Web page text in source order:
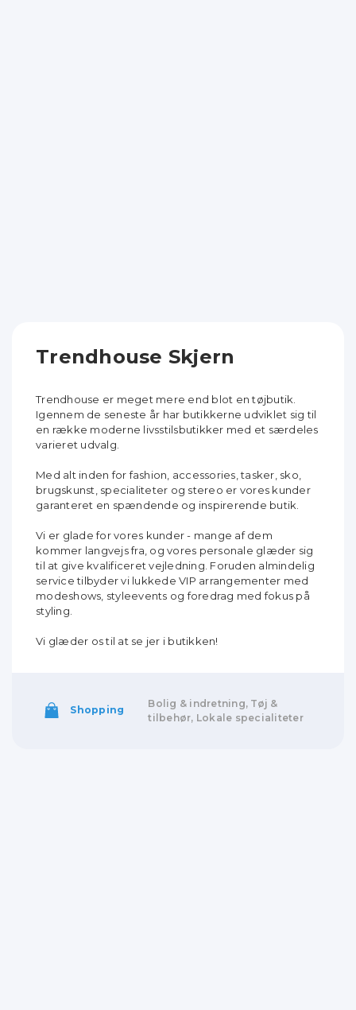
Trendhouse Skjern
Trendhouse er meget mere end blot en tøjbutik.
Igennem de seneste år har butikkerne udviklet sig til
en række moderne livsstilsbutikker med et særdeles
varieret udvalg.
Med alt inden for fashion, accessories, tasker, sko,
brugskunst, specialiteter og stereo er vores kunder
garanteret en spændende og inspirerende butik.
Vi er glade for vores kunder - mange af dem
kommer langvejs fra, og vores personale glæder sig
til at give kvalificeret vejledning. Foruden almindelig
service tilbyder vi lukkede VIP arrangementer med
modeshows, styleevents og foredrag med fokus på
styling.
Vi glæder os til at se jer i butikken!
Shopping
Bolig & indretning, Tøj &
tilbehør, Lokale specialiteter